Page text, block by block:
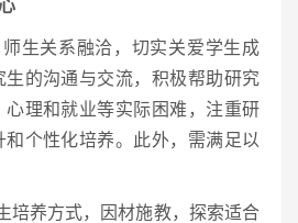
生关系融洽，切实关爱学生成
生的沟通与交流，积极帮助研究
心理和就业等实际困难，注重研
个性化培养。此外，需满足以
培养方式，因材施教，探索适合